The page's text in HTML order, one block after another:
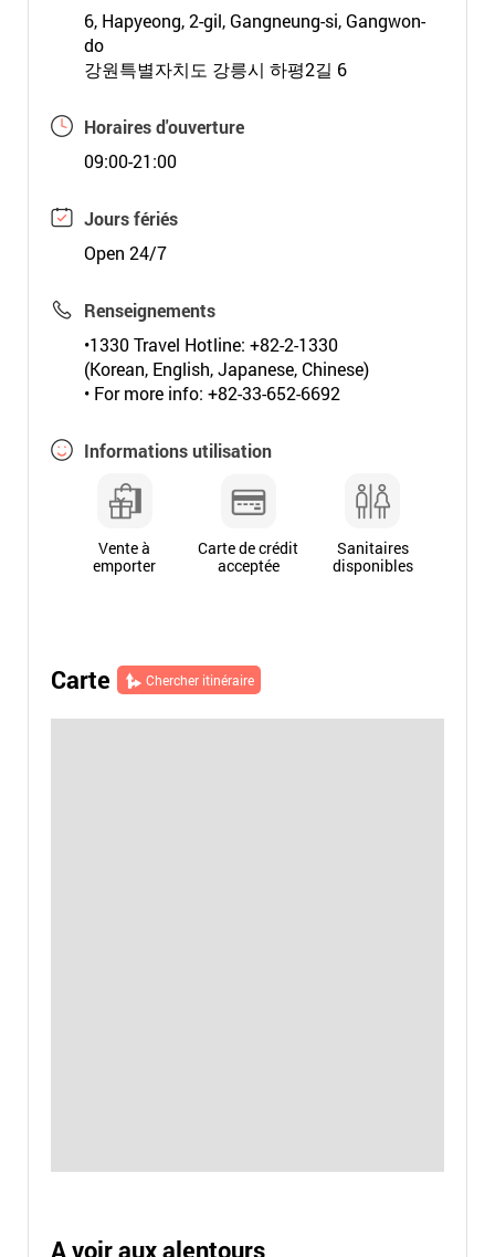
6, Hapyeong, 2-gil, Gangneung-si, Gangwon-
do
강원특별자치도 강릉시 하평2길 6
Horaires d'ouverture
09:00-21:00
Jours fériés
Open 24/7
Renseignements
•1330 Travel Hotline: +82-2-1330
(Korean, English, Japanese, Chinese)
• For more info: +82-33-652-6692
Informations utilisation
Vente à
emporter
Carte de crédit
acceptée
Sanitaires
disponibles
Carte Chercher itinéraire
A voir aux alentours